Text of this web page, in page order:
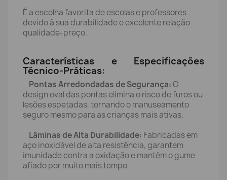
É a escolha favorita de escolas e professores
devido à sua durabilidade e excelente relação
qualidade-preço.
Características e Especificações
Técnico-Práticas:
Pontas Arredondadas de Segurança:O
design oval das pontas elimina o risco de furos ou
lesões espetadas, tornando o manuseamento
seguro mesmo para as crianças mais ativas.
Lâminas de Alta Durabilidade: Fabricadas em
aço inoxidável de alta resistência, garantem
imunidade contra a oxidação e mantêm o gume
afiado por muito mais tempo.